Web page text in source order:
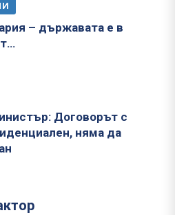
– държавата е в
Договорът с
няма да